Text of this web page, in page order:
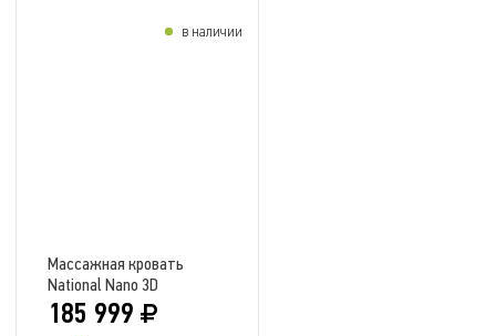
Массажная кровать
National Nano 3D
185 999
в наличии